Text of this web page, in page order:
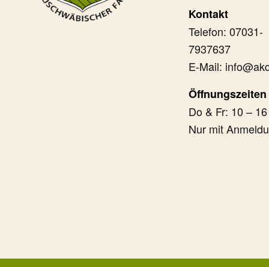
Kontakt
Telefon: 07031-
7937637
E-Mail:
Öffnungszeiten
Do & Fr: 10 –
Nur mit